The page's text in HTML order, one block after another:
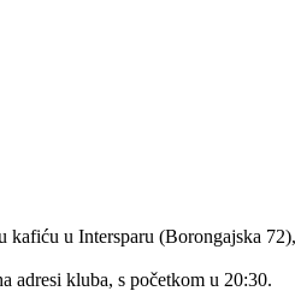
kafiću u Intersparu (Borongajska
adresi kluba, s početkom u 20:30.